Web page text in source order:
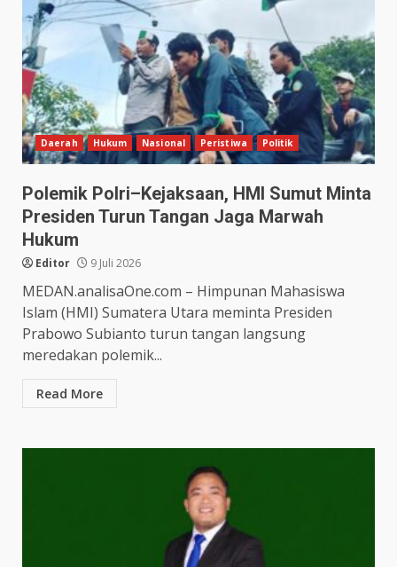
Daerah Hukum Nasional Peristiwa Politik
Polemik Polri–Kejaksaan, HMI Sumut Minta
Presiden Turun Tangan Jaga Marwah
Hukum
Editor 9 Juli 2026
MEDAN.analisaOne.com – Himpunan Mahasiswa
Islam (HMI) Sumatera Utara meminta Presiden
Prabowo Subianto turun tangan langsung
meredakan polemik...
Read More